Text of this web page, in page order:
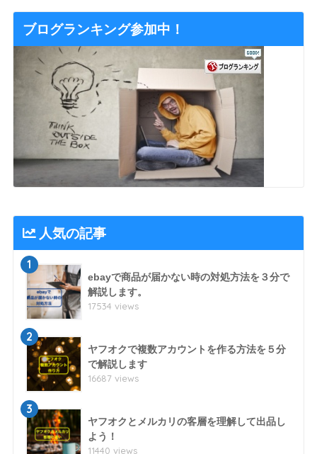
ブログランキング参加中！
人気の記事
1
ebayで商品が届かない時の対処方法を３分で
解説します。
17534 views
2
ヤフオクで複数アカウントを作る方法を５分
で解説します
16687 views
3
ヤフオクとメルカリの客層を理解して出品し
よう！
11440 views